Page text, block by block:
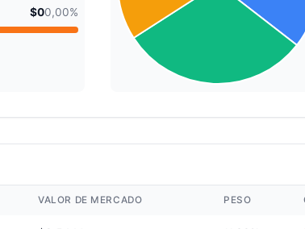
$00,00%
VALOR DE MERCADO PESO